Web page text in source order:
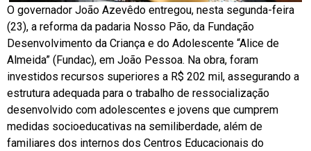
O governador João Azevêdo entregou, nesta segunda-feira
(23), a reforma da padaria Nosso Pão, da Fundação
Desenvolvimento da Criança e do Adolescente “Alice de
Almeida” (Fundac), em João Pessoa. Na obra, foram
investidos recursos superiores a R$ 202 mil, assegurando a
estrutura adequada para o trabalho de ressocialização
desenvolvido com adolescentes e jovens que cumprem
medidas socioeducativas na semiliberdade, além de
familiares dos internos dos Centros Educacionais do